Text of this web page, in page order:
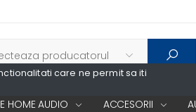
care ne permit sa iti
HOME AUDIO ACCESORII